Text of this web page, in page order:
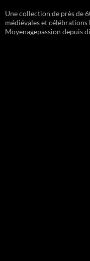
Une collection de près de
médiévales et
Moyenagepassion depuis